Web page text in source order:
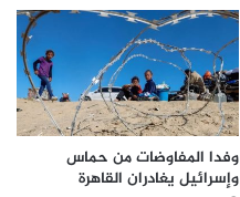
وفدا المفاوضات من حماس
وإسرائيل يغادران القاهرة